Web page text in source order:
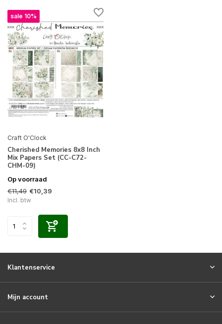
sale 10%
Craft O'Clock
Cherished Memories 8x8 Inch
Mix Papers Set (CC-C72-
CHM-09)
Op voorraad
€11,49 €10,39
Incl. btw
Klantenservice
Mijn account